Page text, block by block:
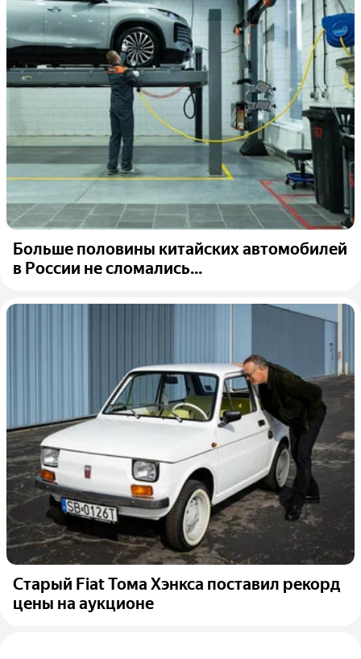
Больше половины китайских автомобилей
в России не сломались...
Старый Fiat Тома Хэнкса поставил рекорд
цены на аукционе